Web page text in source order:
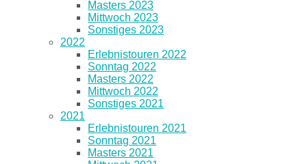
Masters 2023
Mittwoch 2023
Sonstiges 2023
2022
Erlebnistouren 2022
Sonntag 2022
Masters 2022
Mittwoch 2022
Sonstiges 2021
2021
Erlebnistouren 2021
Sonntag 2021
Masters 2021